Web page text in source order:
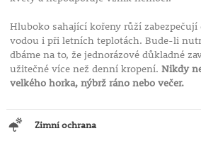
Hluboko sahající kořeny růží zabezpečují
vodou i při letních teplotách. Bude-li
dbáme na to, že jednorázové důkladné
užitečné více než denní kropení. Nikdy
velkého horka, nýbrž ráno nebo večer.
Zimní ochrana